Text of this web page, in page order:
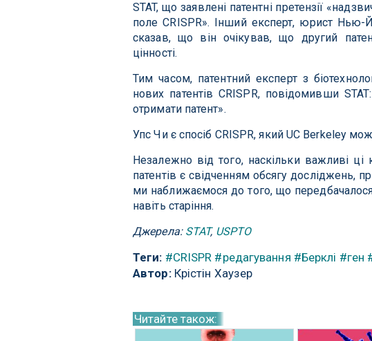
STAT, що заявлені патентні претензії
поле CRISPR». Інший експерт, юрист
сказав, що він очікував, що другий
цінності.
Тим часом, патентний експерт з
нових патентів CRISPR, повідомивши
отримати патент».
Упс Чи є спосіб CRISPR, який UC Berkeley
Незалежно від того, наскільки важливі ці
патентів є свідченням обсягу досліджень,
ми наближаємося до того, що
навіть старіння.
Джерела: STAT, USPTO
Теги: #CRISPR #редагування #Берклі #ген
Автор:Крістін Хаузер
Читайте також: